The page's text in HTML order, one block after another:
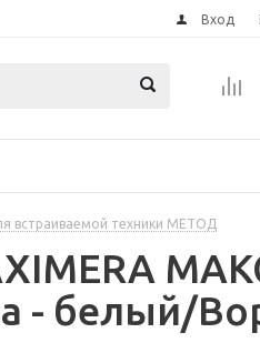
Вход
встраиваемой техники МЕТОД
- белый/